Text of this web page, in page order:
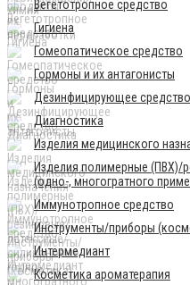
Вегетотропное средство
Гигиена
Гомеопатическое средство
Гормоны и их антагонисты
Дезинфицирующее средство
Диагностика
Изделия медицинского
Изделия полимерные (ПВХ)/
(одно-, многогратного
Иммунотропное средство
Инструменты/приборы
Интермедиант
Косметика ароматерапия